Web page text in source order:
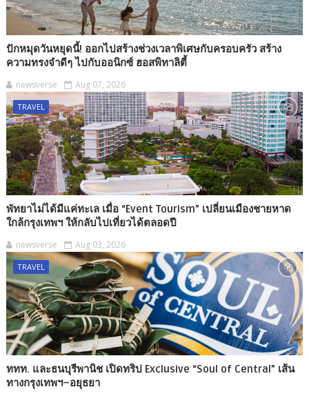
ปักหมุดวันหยุดนี้! ออกไปสร้างช่วงเวลาพิเศษกับครอบครัว สร้าง
ความทรงจำดีๆ ไปกับออนิกซ์ ฮอสพิทาลิตี้
newsverse Aug 07, 2026
TRAVEL
พัทยาไม่ได้มีแค่ทะเล เมื่อ “Event Tourism” เปลี่ยนเมืองชายหาด
ใกล้กรุงเทพฯ ให้กลับไปเที่ยวได้ตลอดปี
newsverse Aug 03, 2026
TRAVEL
ททท. และธนบุรีพานิช เปิดทริป Exclusive “Soul of Central” เส้น
ทางกรุงเทพฯ–อยุธยา